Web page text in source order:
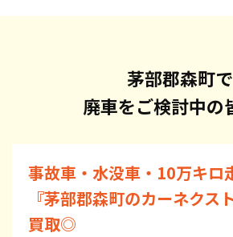
茅部郡森町で
廃車をご検討中の
事故車・水没車・10万キロ
『茅部郡森町のカーネクス
買取◎